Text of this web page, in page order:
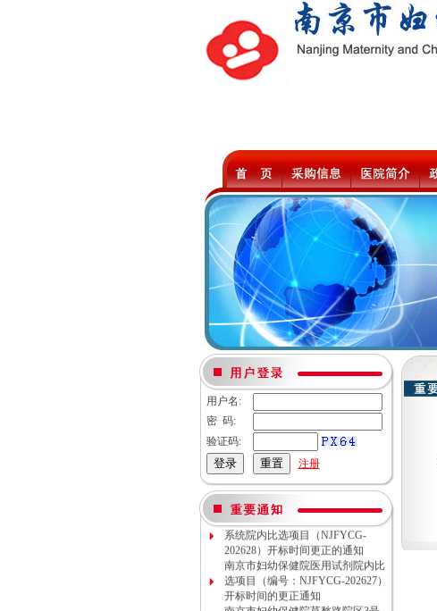
用户名:
密 码:
验证码:
注册
南京市妇幼保健院母乳库信息管理
系统院内比选项目（NJFYCG-
202628）开标时间更正的通知
南京市妇幼保健院医用试剂院内比
选项目（编号：NJFYCG-202627）
开标时间的更正通知
南京市妇幼保健院莫愁路院区3号